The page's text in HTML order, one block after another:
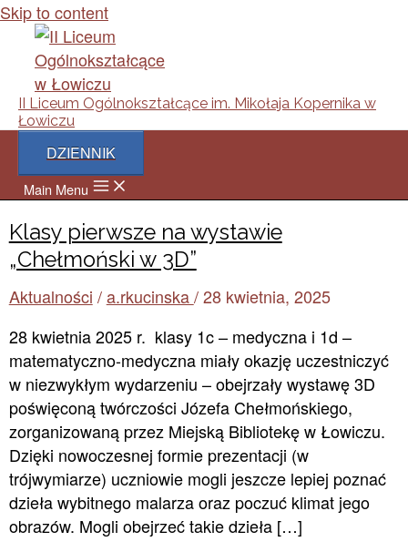
Skip to content
II Liceum Ogólnokształcące im. Mikołaja Kopernika w
Łowiczu
DZIENNIK
Main Menu
Klasy pierwsze na wystawie
„Chełmoński w 3D”
Aktualności /a.rkucinska/28 kwietnia, 2025
28 kwietnia 2025 r. klasy 1c – medyczna i 1d –
matematyczno-medyczna miały okazję uczestniczyć
w niezwykłym wydarzeniu – obejrzały wystawę 3D
poświęconą twórczości Józefa Chełmońskiego,
zorganizowaną przez Miejską Bibliotekę w Łowiczu.
Dzięki nowoczesnej formie prezentacji (w
trójwymiarze) uczniowie mogli jeszcze lepiej poznać
dzieła wybitnego malarza oraz poczuć klimat jego
obrazów. Mogli obejrzeć takie dzieła […]